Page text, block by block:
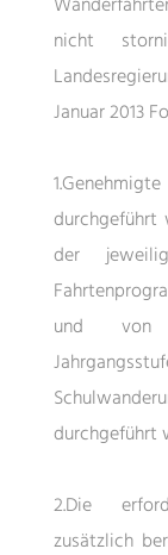
nicht
Januar 2013
durchgeführt
der
und von
durchgeführt
2.Die
zusätzlich